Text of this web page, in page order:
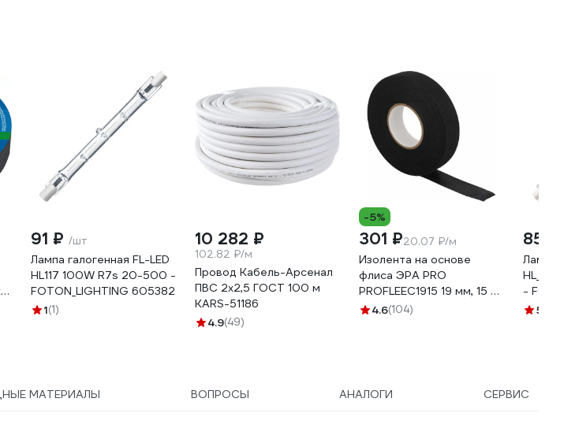
91 ₽ /шт
Лампа галогенная FL-LED
HL117 100W R7s 20-500 -
FOTON_LIGHTING 605382
1(1)
10 282 ₽
102.82 ₽/м
Провод Кабель-Арсенал
ПВС 2х2,5 ГОСТ 100 м
KARS-51186
4.9(49)
-5%
301 ₽20.07 ₽/м
Изолента на основе
флиса ЭРА PRO
PROFLEEC1915 19 мм, 15 м,
0,3 мм, черная Б0057181
4.6(104)
85 ₽
Лампа
HL_78
-
5
МАТЕРИАЛЫ ВОПРОСЫ АНАЛОГИ СЕРВИС